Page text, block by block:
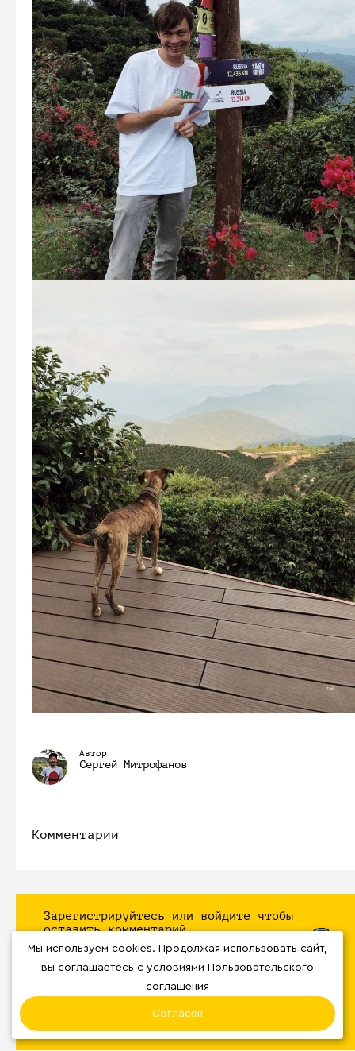
Автор
Сергей Митрофанов
Комментарии
Зарегистрируйтесь или войдите чтобы
оставить комментарий
Зарегистрироваться
Мы используем cookies. Продолжая использовать сайт,
вы соглашаетесь с условиями Пользовательского
соглашения
Согласен